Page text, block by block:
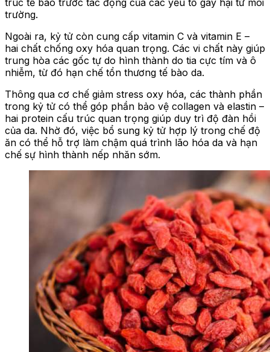
trường.
Ngoài ra, kỷ tử còn cung cấp vitamin C và vitamin E –
hai chất chống oxy hóa quan trọng. Các vi chất này giúp
trung hòa các gốc tự do hình thành do tia cực tím và ô
nhiễm, từ đó hạn chế tổn thương tế bào da.
Thông qua cơ chế giảm stress oxy hóa, các thành phần
trong kỷ tử có thể góp phần bảo vệ collagen và elastin –
hai protein cấu trúc quan trọng giúp duy trì độ đàn hồi
của da. Nhờ đó, việc bổ sung kỷ tử hợp lý trong chế độ
ăn có thể hỗ trợ làm chậm quá trình lão hóa da và hạn
chế sự hình thành nếp nhăn sớm.